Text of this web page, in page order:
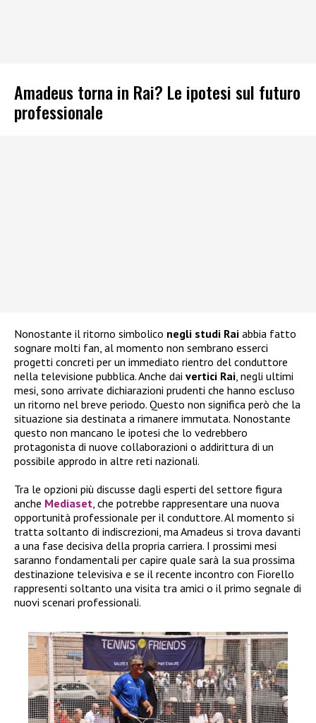
Amadeus torna in Rai? Le ipotesi sul futuro
professionale
Nonostante il ritorno simbolico negli studi Rai abbia fatto
sognare molti fan, al momento non sembrano esserci
progetti concreti per un immediato rientro del conduttore
nella televisione pubblica. Anche dai vertici Rai, negli ultimi
mesi, sono arrivate dichiarazioni prudenti che hanno escluso
un ritorno nel breve periodo. Questo non significa però che la
situazione sia destinata a rimanere immutata. Nonostante
questo non mancano le ipotesi che lo vedrebbero
protagonista di nuove collaborazioni o addirittura di un
possibile approdo in altre reti nazionali.
Tra le opzioni più discusse dagli esperti del settore figura
anche Mediaset, che potrebbe rappresentare una nuova
opportunità professionale per il conduttore. Al momento si
tratta soltanto di indiscrezioni, ma Amadeus si trova davanti
a una fase decisiva della propria carriera. I prossimi mesi
saranno fondamentali per capire quale sarà la sua prossima
destinazione televisiva e se il recente incontro con Fiorello
rappresenti soltanto una visita tra amici o il primo segnale di
nuovi scenari professionali.